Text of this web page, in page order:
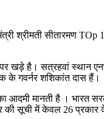
श्रीमती सीतारमण
पर खड़े है।सत्रहवां स्थान
के गवर्नर शशिकांत दास हैं।
आदमी मानती है । भारत
की सूची में केवल 26